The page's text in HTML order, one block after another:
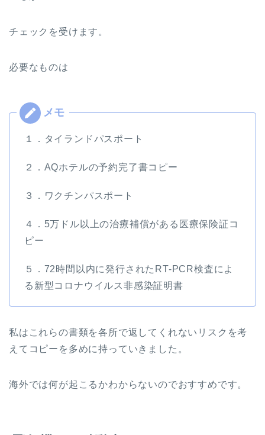
チェックを受けます。
必要なものは
１．タイランドパスポート
２．AQホテルの予約完了書コピー
３．ワクチンパスポート
４．5万ドル以上の治療補償がある医療保険証コ
ピー
５．72時間以内に発行されたRT-PCR検査によ
る新型コロナウイルス非感染証明書
私はこれらの書類を各所で返してくれないリスクを考
えてコピーを多めに持っていきました。
海外では何が起こるかわからないのでおすすめです。